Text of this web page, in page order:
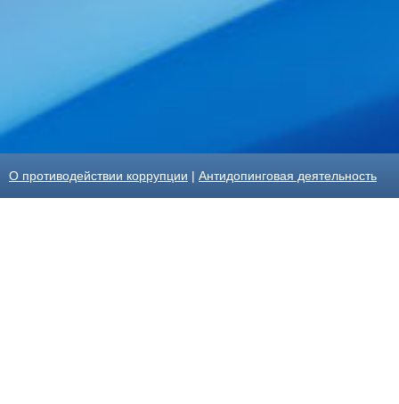
О противодействии коррупции | Антидопинговая деятельность